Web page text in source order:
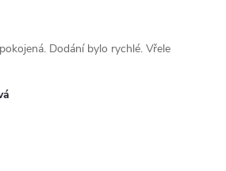
Dodání bylo rychlé. Vřele